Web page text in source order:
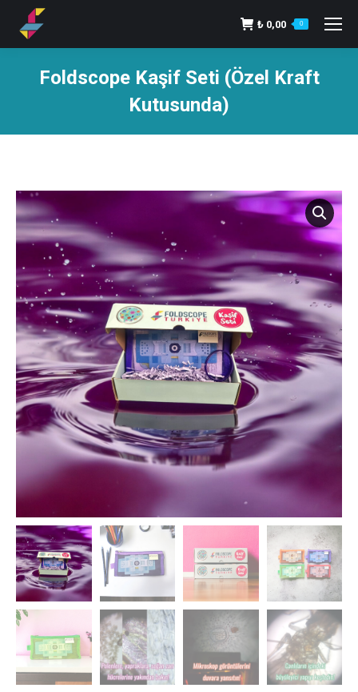
₺ 0,00 0
Foldscope Kaşif Seti (Özel Kraft
Kutusunda)